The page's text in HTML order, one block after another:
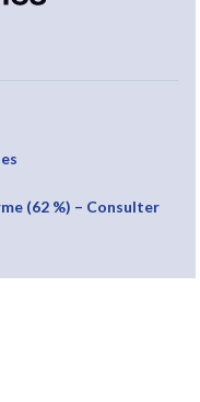
(62 %) – Consulter